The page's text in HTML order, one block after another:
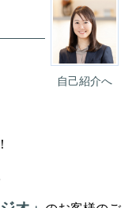
自己紹介へ